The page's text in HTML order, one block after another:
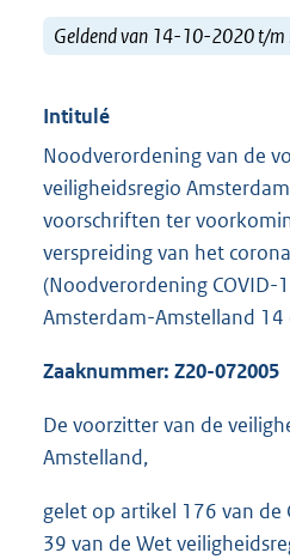
Geldend van 14-10-2020 t/m
Intitulé
Noodverordening van de
veiligheidsregio
voorschriften ter
verspreiding van het
(Noodverordening COVID-
Amsterdam-Amstelland
Zaaknummer: Z20-072005
De voorzitter van de
Amstelland,
gelet op artikel 176 van
39 van de Wet